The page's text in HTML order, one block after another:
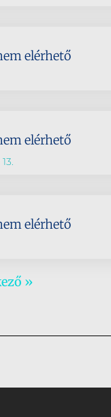
elérhető
elérhető
elérhető
»